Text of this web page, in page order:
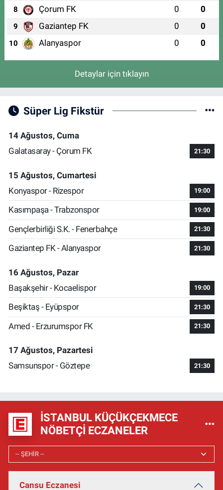
8 Çorum FK 0 0
9 Gaziantep FK 0 0
10 Alanyaspor 0 0
Detaylar için tıklayın
Süper Lig Fikstür
14 Ağustos, Cuma
Galatasaray - Çorum FK
21:30
15 Ağustos, Cumartesi
Konyaspor - Rizespor
19:00
Kasımpaşa - Trabzonspor 19:00
Gençlerbirliği S.K. - Fenerbahçe 21:30
Gaziantep FK - Alanyaspor 21:30
16 Ağustos, Pazar
Başakşehir - Kocaelispor
19:00
Beşiktaş - Eyüpspor 21:30
Amed - Erzurumspor FK 21:30
17 Ağustos, Pazartesi
Samsunspor - Göztepe
21:30
İSTANBUL KÜÇÜKÇEKMECE
NÖBETÇI ECZANELER
Cansu Eczanesi